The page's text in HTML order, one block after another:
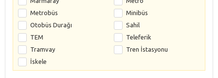
Metrobüs
Minibüs
Otobüs Durağı
Sahil
TEM
Teleferik
Tramvay
Tren İstasyonu
İskele